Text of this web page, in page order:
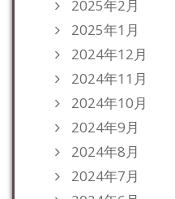
2025年2月
2025年1月
2024年12月
2024年11月
2024年10月
2024年9月
2024年8月
2024年7月